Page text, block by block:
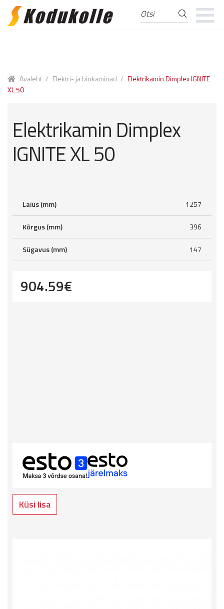
Skip
Skip
Otsi:
Avaleht / Elektri- ja biokaminad / Elektrikamin Dimplex IGNITE
XL 50
Elektrikamin Dimplex
IGNITE XL 50
Laius (mm) 1257
Kõrgus (mm) 396
Sügavus (mm) 147
904.59€
Küsi lisa